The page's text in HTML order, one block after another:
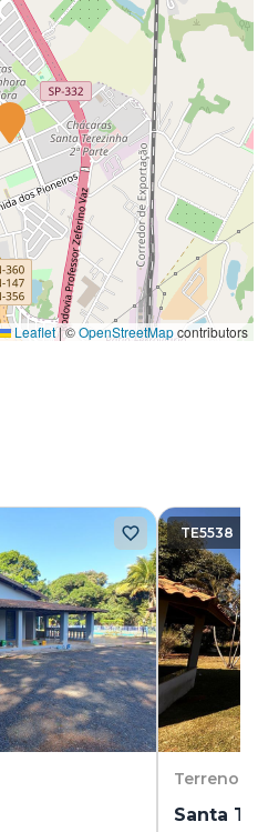
Leaflet|©OpenStreetMapcontributors
TE5538
Terreno
Santa